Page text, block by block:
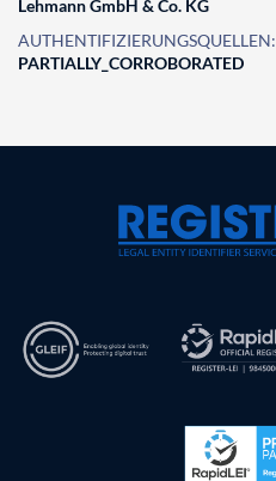
Lehmann GmbH & Co. KG
AUTHENTIFIZIERUNGSQUELLEN:
PARTIALLY_CORROBORATED